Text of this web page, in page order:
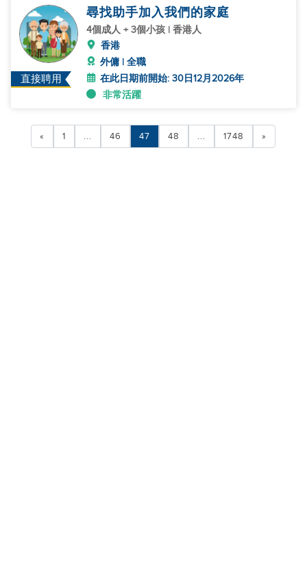
直接聘用
尋找助手加入我們的家庭
4個成人 + 3個小孩 | 香港人
香港
外傭 | 全職
在此日期前開始: 30日12月2026年
非常活躍
« 1 ... 46 47 48 ... 1748 »